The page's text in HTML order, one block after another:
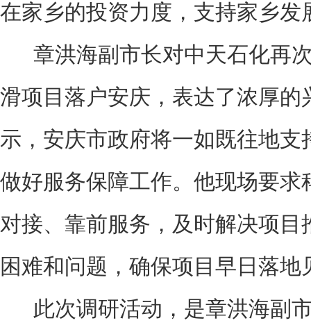
在家乡的投资力度，支持家乡发
章洪海副市长对中天石化再
滑项目落户安庆，表达了浓厚的
示，安庆市政府将一如既往地支
做好服务保障工作。他现场要求
对接、靠前服务，及时解决项目
困难和问题，确保项目早日落地
此次调研活动，是章洪海副